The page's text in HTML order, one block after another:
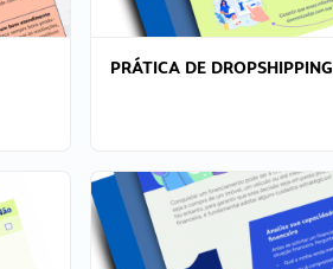
PRÁTICA DE DROPSHIPPING